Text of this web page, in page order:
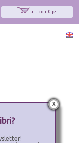
articoli: 0 pz.
x